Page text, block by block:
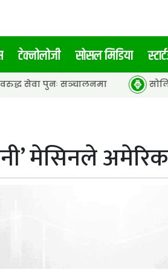
टेक्नोलोजी सोसल मिडिया
सोलिडकोर ब्याट्री
मेसिनले